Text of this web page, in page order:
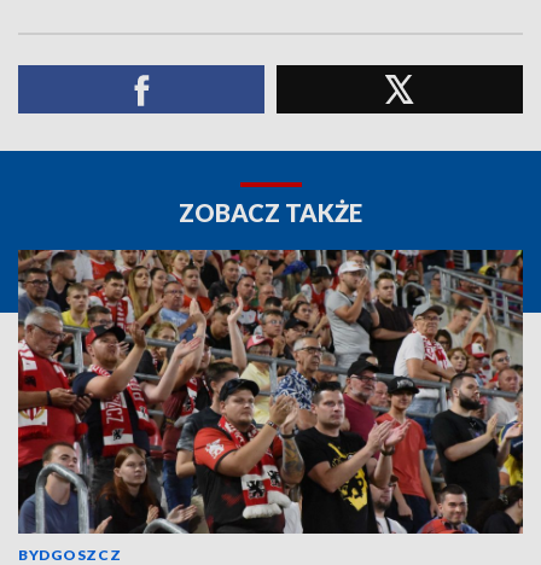
ZOBACZ TAKŻE
BYDGOSZCZ